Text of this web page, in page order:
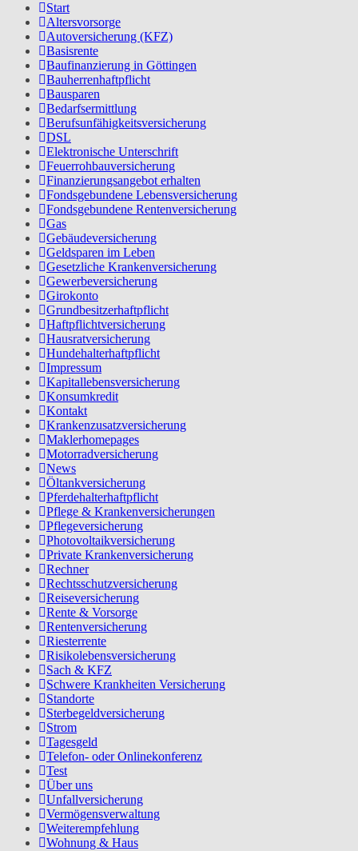
Start
Altersvorsorge
Autoversicherung (KFZ)
Basisrente
Baufinanzierung in Göttingen
Bauherrenhaftpflicht
Bausparen
Bedarfsermittlung
Berufs­unfähigkeitsversicherung
DSL
Elektronische Unterschrift
Feuerrohbauversicherung
Finanzierungsangebot erhalten
Fondsgebundene Lebensversicherung
Fondsgebundene Rentenversicherung
Gas
Gebäudeversicherung
Geldsparen im Leben
Gesetzliche Krankenversicherung
Gewerbeversicherung
Girokonto
Grundbesitzerhaftpflicht
Haftpflichtversicherung
Hausratversicherung
Hundehalterhaftpflicht
Impressum
Kapitallebensversicherung
Konsumkredit
Kontakt
Krankenzusatzversicherung
Maklerhomepages
Motorradversicherung
News
Öltankversicherung
Pferdehalterhaftpflicht
Pflege & Krankenversicherungen
Pflegeversicherung
Photovoltaikversicherung
Private Krankenversicherung
Rechner
Rechtsschutzversicherung
Reiseversicherung
Rente & Vorsorge
Rentenversicherung
Riesterrente
Risikolebensversicherung
Sach & KFZ
Schwere Krankheiten Versicherung
Standorte
Sterbegeldversicherung
Strom
Tagesgeld
Telefon- oder Onlinekonferenz
Test
Über uns
Unfallversicherung
Vermögensverwaltung
Weiterempfehlung
Wohnung & Haus